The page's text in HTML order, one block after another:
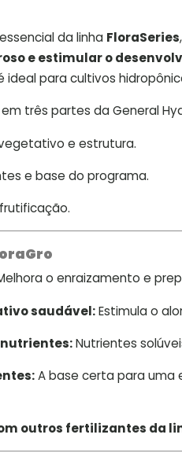
da linha FloraSeries
e estimular o
para cultivos
três partes da General
e estrutura.
e base do programa.
o enraizamento e
saudável:Estimula o
Nutrientes
A base certa para uma
outros fertilizantes da